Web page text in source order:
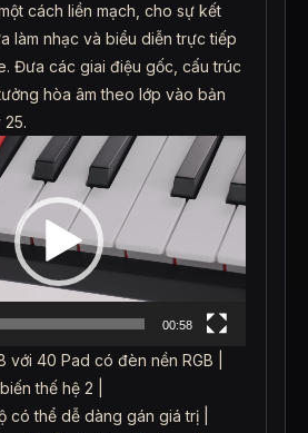
cách liền mạch, cho sự kết
làm nhạc và biểu diễn trực tiếp
Đưa các giai điệu gốc, cấu trúc
hòa âm theo lớp vào bản
25.
00:58
với 40 Pad có đèn nền RGB |
thế hệ 2 |
có thể dễ dàng gán giá trị |